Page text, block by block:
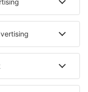
în Beaufort